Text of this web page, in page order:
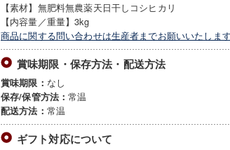
【素材】無肥料無農薬天日干しコシヒカリ
【内容量／重量】3kg
商品に関する問い合わせは生産者までお願いいたします
賞味期限・保存方法・配送方法
賞味期限： なし
保存/保管方法：常温
配送方法： 常温
ギフト対応について